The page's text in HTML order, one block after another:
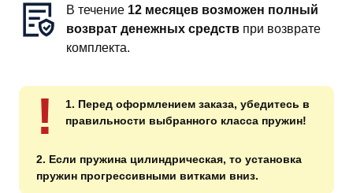
В течение 12 месяцев возможен полный
возврат денежных средств при возврате
комплекта.
!
1. Перед оформлением заказа, убедитесь в
правильности выбранного класса пружин!
2. Если пружина цилиндрическая, то установка
пружин прогрессивными витками вниз.